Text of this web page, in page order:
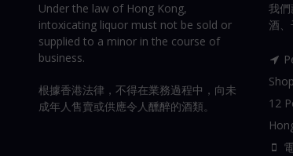
Under the law of Hong Kong,
intoxicating liquor must not be sold or
supplied to a minor in the course of
business.
根據香港法律，不得在業務過程中，向未
成年人售賣或供應令人醺醉的酒類。
我
酒、
12